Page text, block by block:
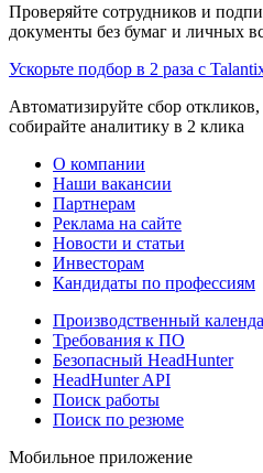
Проверяйте сотрудников и
документы без бумаг и личных
Ускорьте подбор в 2 раза с
Автоматизируйте сбор
собирайте аналитику в 2 клика
О компании
Наши вакансии
Партнерам
Реклама на сайте
Новости и статьи
Инвесторам
Кандидаты по профессиям
Производственный
Требования к ПО
Безопасный HeadHunter
HeadHunter API
Поиск работы
Поиск по резюме
Мобильное приложение